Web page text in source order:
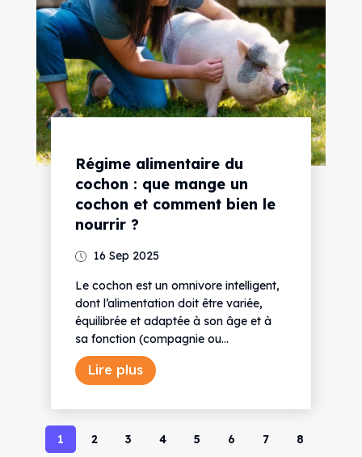
Régime alimentaire du
cochon : que mange un
cochon et comment bien le
nourrir ?
16 Sep 2025
Le cochon est un omnivore intelligent,
dont l’alimentation doit être variée,
équilibrée et adaptée à son âge et à
sa fonction (compagnie ou...
Lire plus
1 2 3 4 5 6 7 8